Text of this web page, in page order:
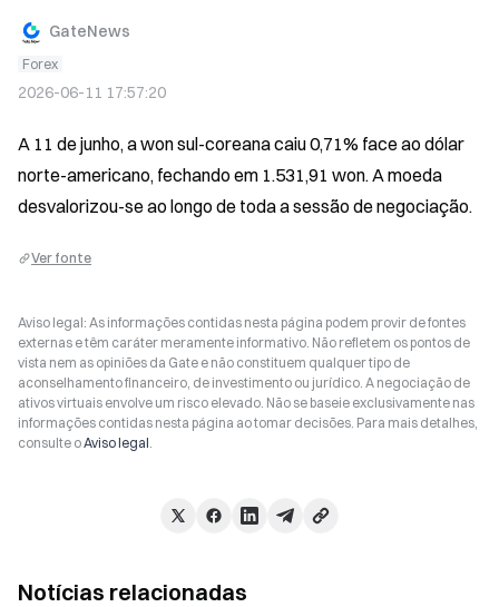
GateNews
Forex
2026-06-11 17:57:20
A 11 de junho, a won sul-coreana caiu 0,71% face ao dólar
norte-americano, fechando em 1.531,91 won. A moeda
desvalorizou-se ao longo de toda a sessão de negociação.
Ver fonte
Aviso legal: As informações contidas nesta página podem provir de fontes
externas e têm caráter meramente informativo. Não refletem os pontos de
vista nem as opiniões da Gate e não constituem qualquer tipo de
aconselhamento financeiro, de investimento ou jurídico. A negociação de
ativos virtuais envolve um risco elevado. Não se baseie exclusivamente nas
informações contidas nesta página ao tomar decisões. Para mais detalhes,
consulte oAviso legal.
Notícias relacionadas